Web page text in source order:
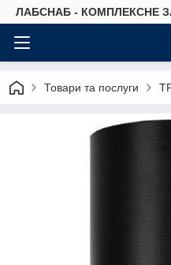
ЛАБСНАБ - КОМПЛЕКСНЕ
Товари та послуги